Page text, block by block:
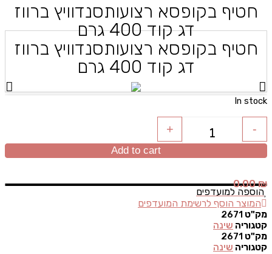
חטיף בקופסא רצועותסנדוויץ ברווז
דג קוד 400 גרם
חטיף בקופסא רצועותסנדוויץ ברווז
דג קוד 400 גרם
In stock
Quantity -
+
Add to cart
0.00₪
הוספה למועדפים
המוצר הוסף לרשימת המועדפים
מק"ט 2671
קטגוריה שינה
מק"ט 2671
קטגוריה שינה